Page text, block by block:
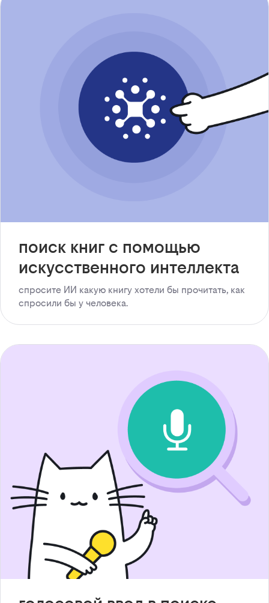
поиск книг с помощью
искусственного интеллекта
спросите ИИ какую книгу хотели бы прочитать, как
спросили бы у человека.